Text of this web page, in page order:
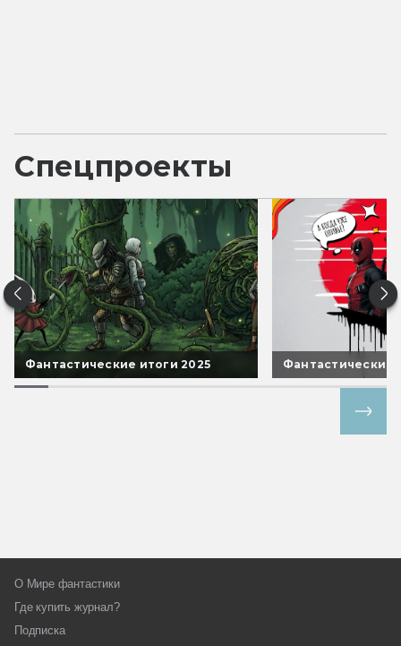
Спецпроекты
Фантастические итоги 2025 Фантастические
О Мире фантастики
Где купить журнал?
Подписка